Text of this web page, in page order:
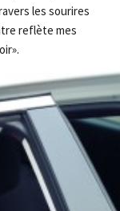
les sourires
reflète mes